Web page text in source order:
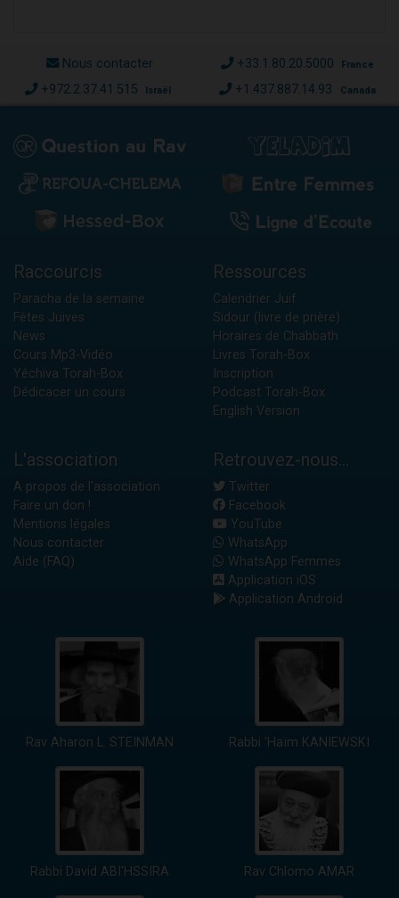
Nous contacter +33.1.80.20.5000 France
+972.2.37.41.515 Israël +1.437.887.14.93 Canada
Raccourcis
Paracha de la semaine
Fêtes Juives
News
Cours Mp3-Vidéo
Yéchiva Torah-Box
Dédicacer un cours
Ressources
Calendrier Juif
Sidour (livre de prière)
Horaires de Chabbath
Livres Torah-Box
Inscription
Podcast Torah-Box
English Version
L'association
A propos de l'association
Faire un don !
Mentions légales
Nous contacter
Aide (FAQ)
Retrouvez-nous...
Twitter
Facebook
YouTube
WhatsApp
WhatsApp Femmes
Application iOS
Application Android
Rav Aharon L. STEINMAN Rabbi 'Haïm KANIEWSKI
Rabbi David ABI'HSSIRA Rav Chlomo AMAR